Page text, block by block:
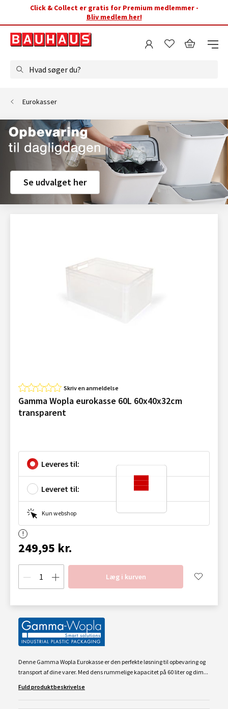
Click & Collect er gratis for Premium medlemmer -
Bliv medlem her!
Hvad søger du?
Eurokasser
Se udvalget her
Skriv en anmeldelse
Gamma Wopla eurokasse 60L 60x40x32cm
transparent
Leveres til:
Leveret til:
Kun webshop
249,95 kr.
Læg i kurven
Denne Gamma Wopla Eurokasse er den perfekte løsning til opbevaring og
transport af dine varer. Med dens rummelige kapacitet på 60 liter og dim...
Fuld produktbeskrivelse